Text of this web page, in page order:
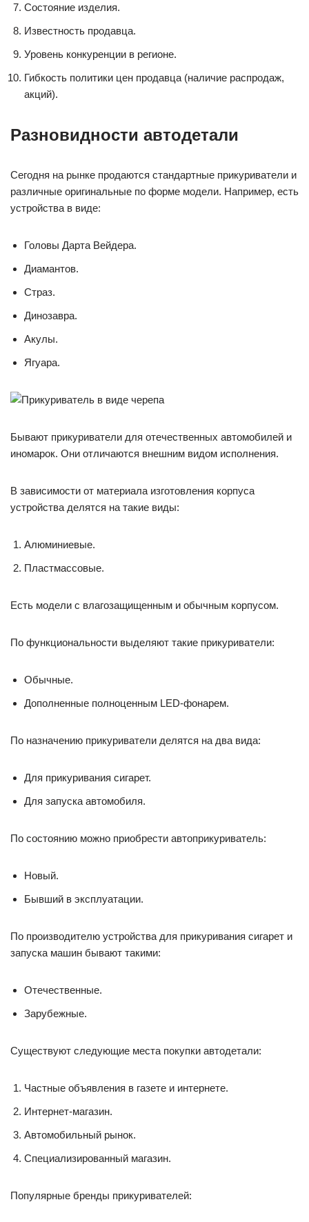
Состояние изделия.
Известность продавца.
Уровень конкуренции в регионе.
Гибкость политики цен продавца (наличие распродаж,
акций).
Разновидности автодетали
Сегодня на рынке продаются стандартные прикуриватели и
различные оригинальные по форме модели. Например, есть
устройства в виде:
Головы Дарта Вейдера.
Диамантов.
Страз.
Динозавра.
Акулы.
Ягуара.
Бывают прикуриватели для отечественных автомобилей и
иномарок. Они отличаются внешним видом исполнения.
В зависимости от материала изготовления корпуса
устройства делятся на такие виды:
Алюминиевые.
Пластмассовые.
Есть модели с влагозащищенным и обычным корпусом.
По функциональности выделяют такие прикуриватели:
Обычные.
Дополненные полноценным LED-фонарем.
По назначению прикуриватели делятся на два вида:
Для прикуривания сигарет.
Для запуска автомобиля.
По состоянию можно приобрести автоприкуриватель:
Новый.
Бывший в эксплуатации.
По производителю устройства для прикуривания сигарет и
запуска машин бывают такими:
Отечественные.
Зарубежные.
Существуют следующие места покупки автодетали:
Частные объявления в газете и интернете.
Интернет-магазин.
Автомобильный рынок.
Специализированный магазин.
Популярные бренды прикуривателей: